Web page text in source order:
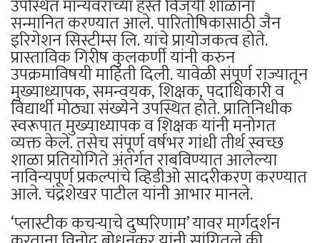
उपस्थित मान्यवरांच्या हस्ते विजयी शाळांना
सन्मानित करण्यात आले. पारितोषिकासाठी जैन
इरिगेशन सिस्टीम्स लि. यांचे प्रायोजकत्व होते.
प्रास्ताविक गिरीष कुलकर्णी यांनी करुन
उपक्रमाविषयी माहिती दिली. यावेळी संपूर्ण राज्यातून
मुख्याध्यापक, समन्वयक, शिक्षक, पदाधिकारी व
विद्यार्थी मोठ्या संख्येने उपस्थित होते. प्रातिनिधीक
स्वरूपात मुख्याध्यापक व शिक्षक यांनी मनोगत
व्यक्त केले. तसेच संपूर्ण वर्षभर गांधी तीर्थ स्वच्छ
शाळा प्रतियोगिते अंतर्गत राबविण्यात आलेल्या
नाविन्यपूर्ण प्रकल्पांचे व्हिडीओ सादरीकरण करण्यात
आले. चंद्रशेखर पाटील यांनी आभार मानले.
‘प्लास्टीक कचऱ्याचे दुष्परिणाम’ यावर मार्गदर्शन